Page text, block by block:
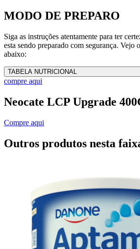
MODO DE PREPARO
Siga as instruções atentamente para ter
esta sendo preparado com segurança. Vejo
abaixo:
TABELA NUTRICIONAL
compre aqui
Neocate LCP Upgrade
Compre aqui
Outros produtos nesta